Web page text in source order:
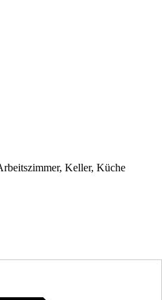
Keller, Küche